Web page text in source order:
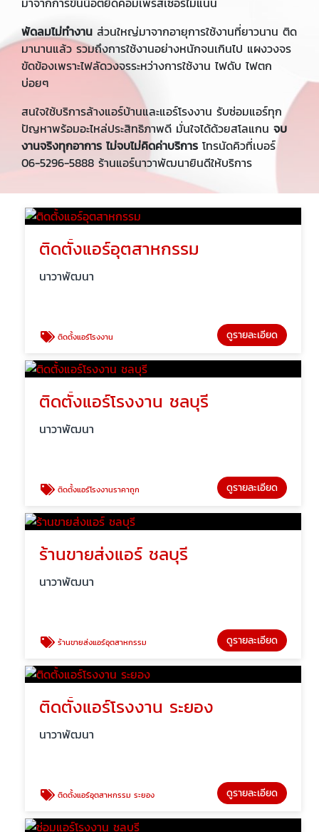
พัดลมไม่ทำงาน ส่วนใหญ่มาจากอายุการใช้งานที่ยาวนาน ติด
มานานแล้ว รวมถึงการใช้งานอย่างหนักจนเกินไป แผงวงจร
ขัดข้องเพราะไฟลัดวงจรระหว่างการใช้งาน ไฟดับ ไฟตก
บ่อยๆ
สนใจใช้บริการล้างแอร์บ้านและแอร์โรงงาน รับซ่อมแอร์ทุก
ปัญหาพร้อมอะไหล่ประสิทธิภาพดี มั่นใจได้ด้วยสโลแกน จบ
งานจริงทุกอาการ ไม่จบไม่คิดค่าบริการ โทรนัดคิวที่เบอร์
06-5296-5888 ร้านแอร์นาวาพัฒนายินดีให้บริการ
ติดตั้งแอร์อุตสาหกรรม
นาวาพัฒนา
ติดตั้งแอร์โรงงาน ดูรายละเอียด
ติดตั้งแอร์โรงงาน ชลบุรี
นาวาพัฒนา
ติดตั้งแอร์โรงงานราคาถูก ดูรายละเอียด
ร้านขายส่งแอร์ ชลบุรี
นาวาพัฒนา
ร้านขายส่งแอร์อุตสาหกรรม ดูรายละเอียด
ติดตั้งแอร์โรงงาน ระยอง
นาวาพัฒนา
ติดตั้งแอร์อุตสาหกรรม ระยอง ดูรายละเอียด